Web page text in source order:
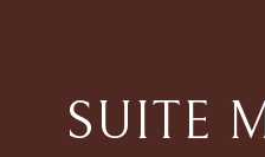
SUITE